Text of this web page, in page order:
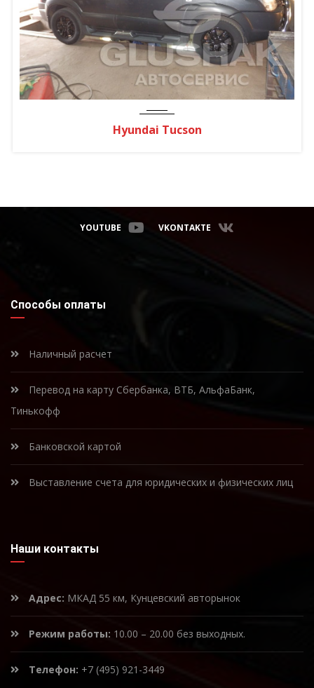
Hyundai Tucson
YOUTUBE VKONTAKTE
Способы оплаты
Наличный расчет
Перевод на карту Сбербанка, ВТБ, АльфаБанк,
Тинькофф
Банковской картой
Выставление счета для юридических и физических лиц
Наши контакты
Адрес: МКАД 55 км, Кунцевский авторынок
Режим работы: 10.00 – 20.00 без выходных.
Телефон: +7 (495) 921-3449